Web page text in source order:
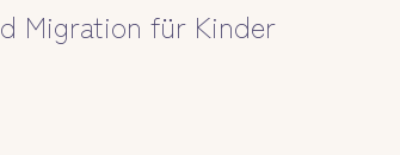
Migration für Kinder